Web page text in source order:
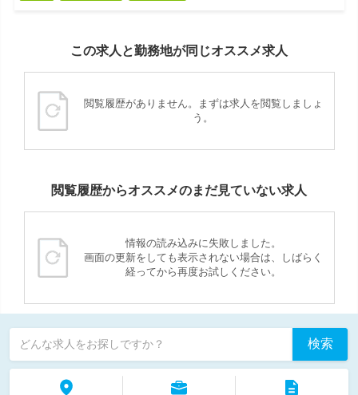
この求人と勤務地が同じオススメ求人
閲覧履歴がありません。まずは求人を閲覧しましょ
う。
閲覧履歴からオススメのまだ見ていない求人
情報の読み込みに失敗しました。
画面の更新をしても表示されない場合は、しばらく
経ってから再度お試しください。
どんな求人をお探しですか？ 検索